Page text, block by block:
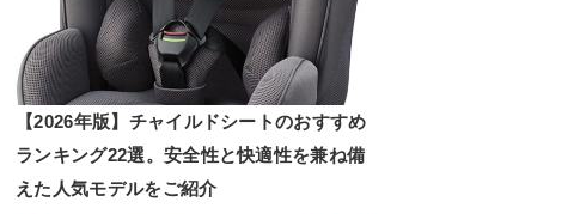
【2026年版】チャイルドシートのおすすめ
ランキング22選。安全性と快適性を兼ね備
えた人気モデルをご紹介